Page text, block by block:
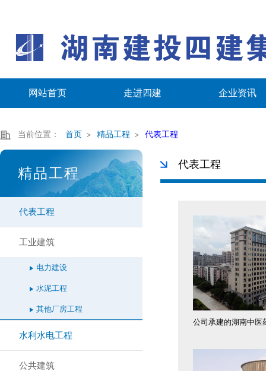
网站首页 走进四建 企业资讯
当前位置： 首页 精品工程 代表工程
精品工程
代表工程
工业建筑
电力建设
水泥工程
其他厂房工程
水利水电工程
公共建筑
代表工程